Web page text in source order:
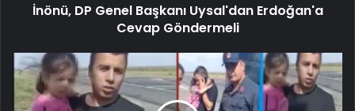
İnönü, DP Genel Başkanı Uysal'dan Erdoğan'a
Cevap Göndermeli